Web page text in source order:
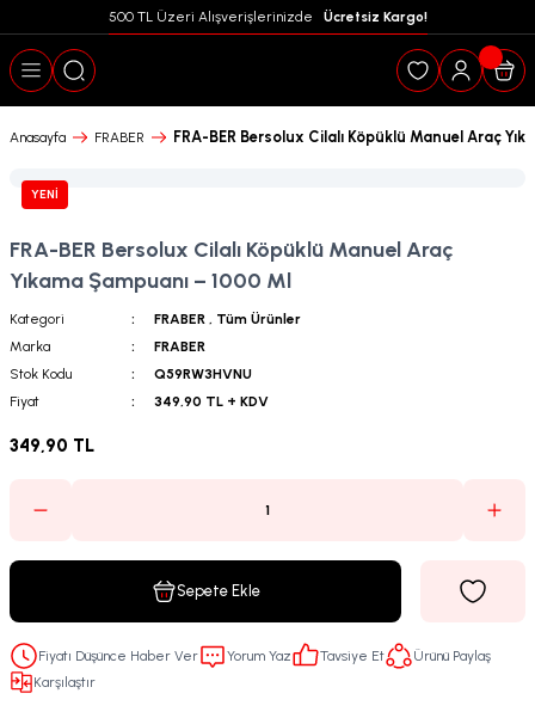
500 TL Üzeri Alışverişlerinizde Ücretsiz Kargo!
Geri Dön
Anasayfa FRABER FRA-BER Bersolux Cilalı Köpüklü Manuel Araç
YENİ
FRA-BER Bersolux Cilalı Köpüklü Manuel Araç
Yıkama Şampuanı – 1000 Ml
Kategori FRABER , Tüm Ürünler
Marka
FRABER
Stok Kodu
Q59RW3HVNU
Fiyat
349,90 TL + KDV
349,90 TL
Sepete Ekle
Fiyatı Düşünce Haber Ver Yorum Yaz Tavsiye Et
Ürünü Paylaş
Karşılaştır